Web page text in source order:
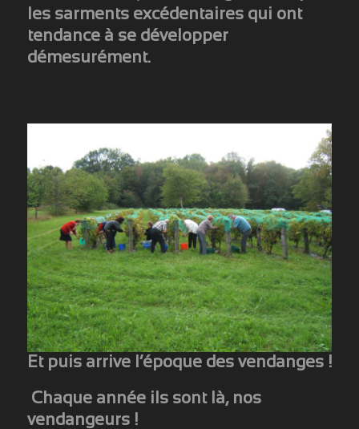
les sarments excédentaires qui ont
tendance à se développer
démesurément.
Et puis arrive l’époque des vendanges !
Chaque année ils sont là, nos
vendangeurs !